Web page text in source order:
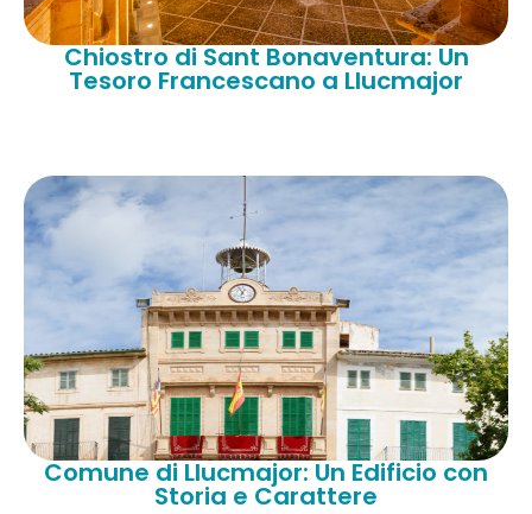
Chiostro di Sant Bonaventura: Un
Tesoro Francescano a Llucmajor
Comune di Llucmajor: Un Edificio con
Storia e Carattere